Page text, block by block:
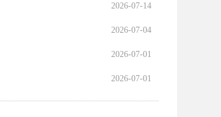
2026-07-14
2026-07-04
2026-07-01
2026-07-01